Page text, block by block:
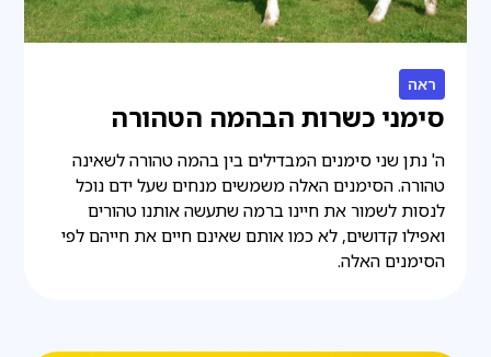
ראה
סימני כשרות הבהמה הטהורה
ה' נתן שני סימנים המבדילים בין בהמה טהורה לשאינה
טהורה. הסימנים האלה משמשים מנחים שעל ידם נוכל
לנסות לשמור את חיינו ברמה שתעשה אותנו טהורים
ואפילו קדושים, לא כמו אותם שאינם חיים את חייהם לפי
הסימנים האלה.